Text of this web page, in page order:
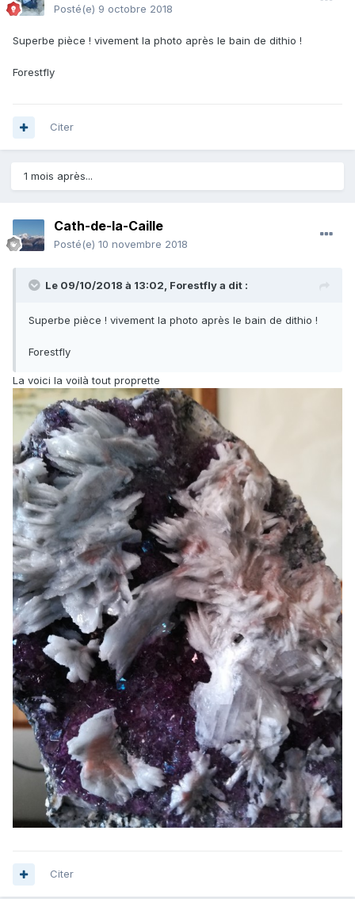
Posté(e) 9 octobre 2018
Superbe pièce ! vivement la photo après le bain de dithio !
Forestfly
Citer
1 mois après...
Cath-de-la-Caille
Posté(e) 10 novembre 2018
Le 09/10/2018 à 13:02, Forestflya dit :
Superbe pièce ! vivement la photo après le bain de dithio !
Forestfly
La voici la voilà tout proprette
Citer